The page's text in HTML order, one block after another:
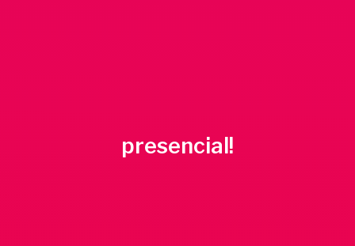
presencial!